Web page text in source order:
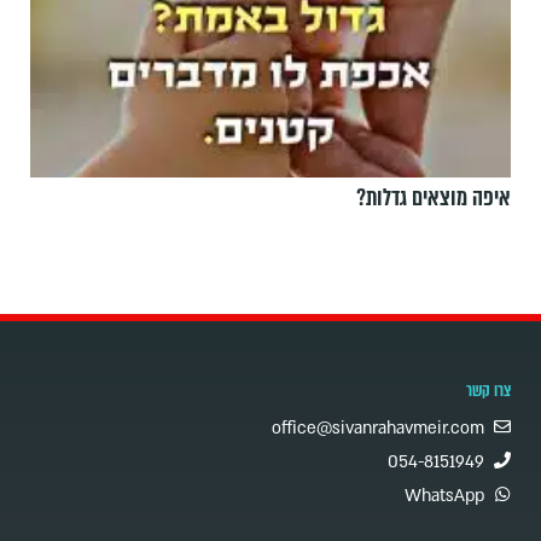
איפה מוצאים גדלות?
צרו קשר
office@sivanrahavmeir.com
054-8151949
WhatsApp